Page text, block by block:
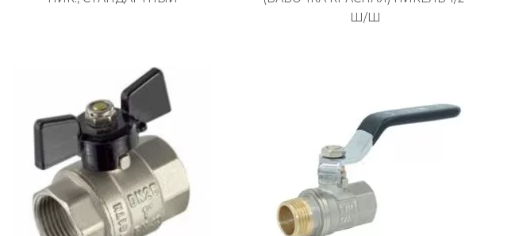
Ш/Ш